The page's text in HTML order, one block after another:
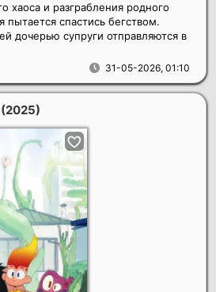
31-05-2026, 01:10
хаоса и разграбления родного
пытается спастись бегством.
дочерью супруги отправляются в
(2025)